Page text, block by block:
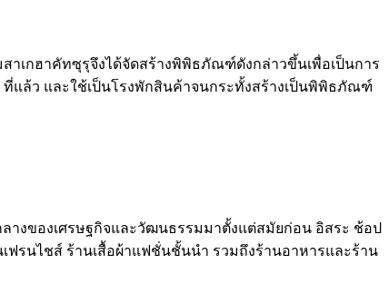
เกฮาคัทซุรุจึงได้จัดสร้างพิพิธภัณฑ์ดังกล่าวขึ้นเพื่อเป็นการ
ที่แล้ว และใช้เป็นโรงพักสินค้าจนกระทั้งสร้างเป็นพิพิธภัณฑ์
างของเศรษฐกิจและวัฒนธรรมมาตั้งแต่สมัยก่อน อิสระ ช้อป
ฟรนไชส์ ร้านเสื้อผ้าแฟชั่นชั้นนำ รวมถึงร้านอาหารและร้าน